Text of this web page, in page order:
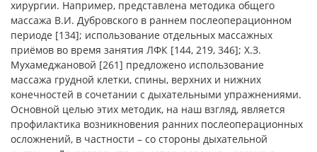
хирургии. Например, представлена методика общего
массажа В.И. Дубровского в раннем послеоперационном
периоде [134]; использование отдельных массажных
приёмов во время занятия ЛФК [144, 219, 346]; Х.З.
Мухамеджановой [261] предложено использование
массажа грудной клетки, спины, верхних и нижних
конечностей в сочетании с дыхательными упражнениями.
Основной целью этих методик, на наш взгляд, является
профилактика возникновения ранних послеоперационных
осложнений, в частности – со стороны дыхательной